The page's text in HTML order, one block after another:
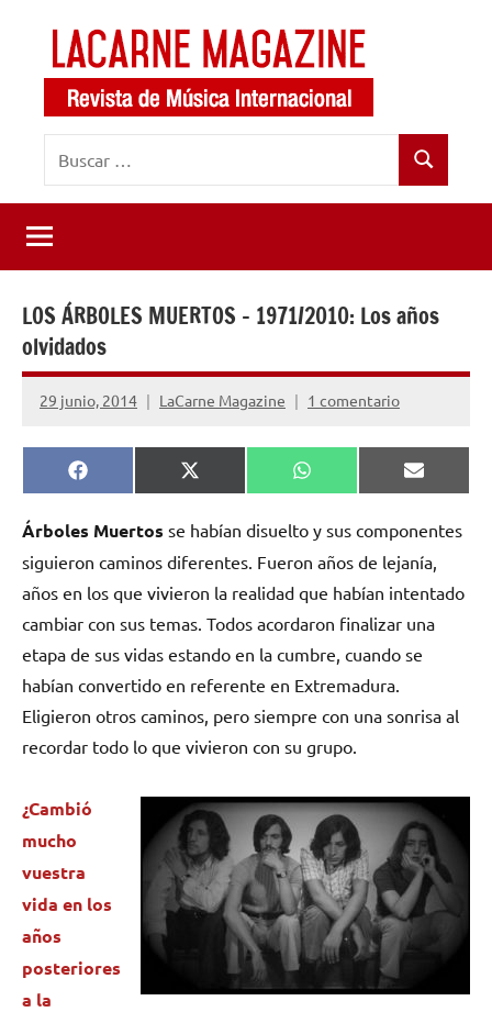
contenido
LaCarne
Magazine
de
música
internacional
Buscar
LOS ÁRBOLES MUERTOS – 1971/2010: Los años
olvidados
29 junio, 2014 LaCarne Magazine 1 comentario
Compartir
en
Facebook
Compartir
en
X
(Twitter)
Compartir
en
WhatsApp
en
Email
Árboles Muertos se habían disuelto y sus componentes
siguieron caminos diferentes. Fueron años de lejanía,
años en los que vivieron la realidad que habían intentado
cambiar con sus temas. Todos acordaron finalizar una
etapa de sus vidas estando en la cumbre, cuando se
habían convertido en referente en Extremadura.
Eligieron otros caminos, pero siempre con una sonrisa al
recordar todo lo que vivieron con su grupo.
¿Cambió
mucho
vuestra
vida en los
años
posteriores
a la